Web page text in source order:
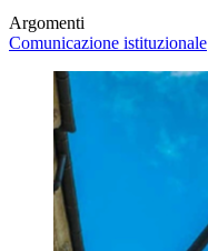
Argomenti
Comunicazione istituzionale